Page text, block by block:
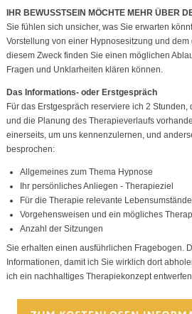
IHR BEWUSSTSEIN MÖCHTE MEHR ÜBER
Sie fühlen sich unsicher, was Sie erwarten
Vorstellung von einer Hypnosesitzung und
diesem Zweck finden Sie einen möglichen
Fragen und Unklarheiten klären können.
Das Informations- oder Erstgespräch
Für das Erstgespräch reserviere ich 2
und die Planung des Therapieverlaufs
einerseits, um uns kennenzulernen, und
besprochen:
Allgemeines zum Thema Hypnose
Ihr persönliches Anliegen - Therapieziel
Für die Therapie relevante
Vorgehensweisen und ein mögliches
Anzahl der Sitzungen
Sie erhalten einen ausführlichen Fragebogen.
Informationen, damit ich Sie wirklich dort
ich ein nachhaltiges Therapiekonzept